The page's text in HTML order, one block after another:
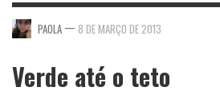
PAOLA — 8 DE MARÇO DE 2013
Verde até o teto